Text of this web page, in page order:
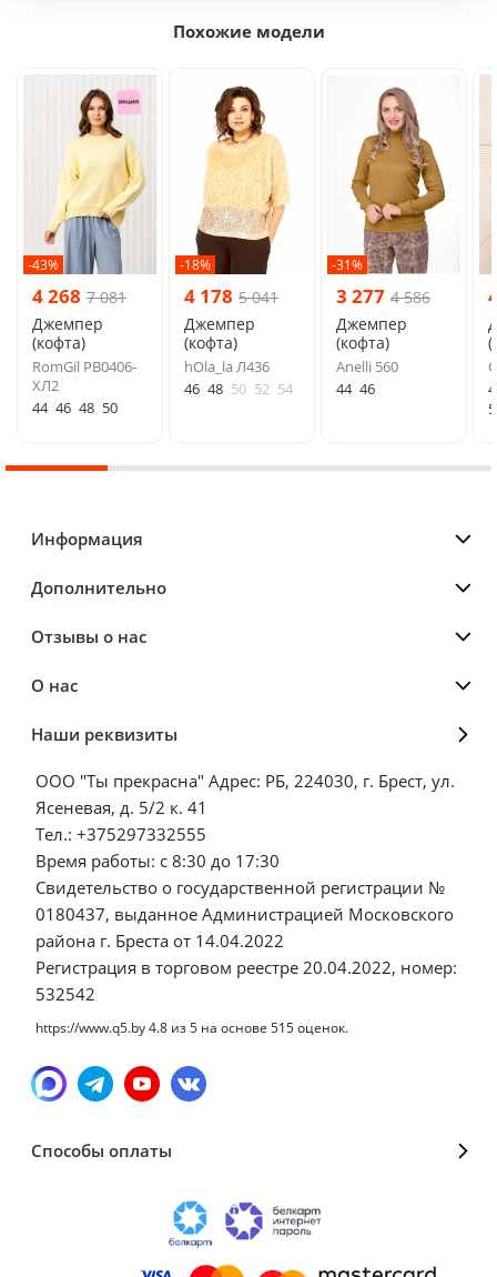
Похожие модели
-43%
4 268 7 081
Джемпер
(кофта)
RomGil РВ0406-
ХЛ2
44 46 48 50
-18%
4 178 5 041
Джемпер
(кофта)
hOla_la Л436
46 48 50 52 54
-31%
3 277 4 586
Джемпер
(кофта)
Anelli 560
44 46
Информация
Дополнительно
Отзывы о нас
О нас
Наши реквизиты
ООО "Ты прекрасна" Адрес: РБ, 224030, г. Брест, ул.
Ясеневая, д. 5/2 к. 41
Тел.: +375297332555
Время работы: с 8:30 до 17:30
Свидетельство о государственной регистрации №
0180437, выданное Администрацией Московского
района г. Бреста от 14.04.2022
Регистрация в торговом реестре 20.04.2022, номер:
532542
https://www.q5.by4.8 из5 на основе 515оценок.
Способы оплаты